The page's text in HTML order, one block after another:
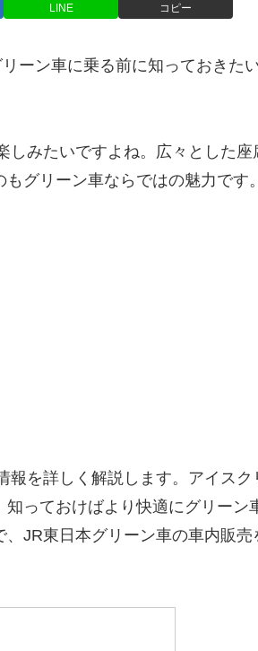
LINE コピー
ーン車に乗る前に知っておきた
みたいですよね。広々とした座
グリーン車ならではの魅力です
を詳しく解説します。アイスク
っておけばより快適にグリーン
JR東日本グリーン車の車内販売